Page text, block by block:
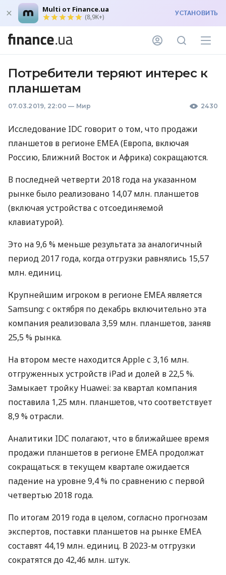
Multi от Finance.ua
(8,9K+) УСТАНОВИТЬ
Потребители теряют интерес к
планшетам
07.03.2019, 22:00 — Мир 2430
Исследование IDC говорит о том, что продажи
планшетов в регионе EMEA(Европа, включая
Россию, Ближний Восток и Африка) сокращаются.
В последней четверти 2018 года на указанном
рынке было реализовано 14,07 млн. планшетов
(включая устройства с отсоединяемой
клавиатурой).
Это на 9,6 % меньше результата за аналогичный
период 2017 года, когда отгрузки равнялись 15,57
млн. единиц.
Крупнейшим игроком в регионе ЕМЕАявляется
Samsung: с октября по декабрь включительно эта
компания реализовала 3,59 млн. планшетов, заняв
25,5 % рынка.
На втором месте находится Apple с 3,16 млн.
отгруженных устройств iPad и долей в 22,5 %.
Замыкает тройку Huawei: за квартал компания
поставила 1,25 млн. планшетов, что соответствует
8,9 % отрасли.
Аналитики IDC полагают, что в ближайшее время
продажи планшетов в регионе EMEA продолжат
сокращаться: в текущем квартале ожидается
падение на уровне 9,4 % по сравнению с первой
четвертью 2018 года.
По итогам 2019 года в целом, согласно прогнозам
экспертов, поставки планшетов на рынке ЕМЕА
составят 44,19 млн. единиц. В 2023-м отгрузки
сократятся до 42,46 млн. штук.